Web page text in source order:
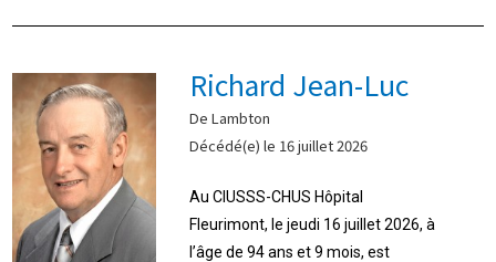
Richard Jean-Luc
De Lambton
Décédé(e) le 16 juillet 2026
Au CIUSSS-CHUS Hôpital
Fleurimont, le jeudi 16 juillet 2026, à
l’âge de 94 ans et 9 mois, est